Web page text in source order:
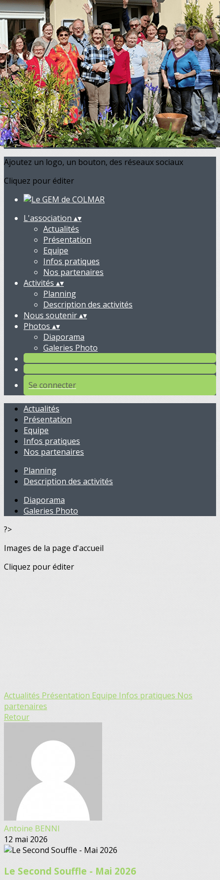
Exporter les lignes sélectionnées
Exporter toutes les colonnes
Exporter uniquement les colonnes affichées
Menu
<
>
Actualités
Présentation
Equipe
Infos pratiques
Nos partenaires
Ajoutez un logo, un bouton, des réseaux sociaux
Cliquez pour éditer
L'association ▴▾
Actualités
Présentation
Equipe
Infos pratiques
Nos partenaires
Activités ▴▾
Planning
Description des activités
Nous soutenir▴▾
Photos ▴▾
Diaporama
Galeries Photo
Se connecter
Actualités
Présentation
Equipe
Infos pratiques
Nos partenaires
Planning
Description des activités
Diaporama
Galeries Photo
?>
Images de la page d'accueil
Cliquez pour éditer
Actualités Présentation Equipe Infos pratiques Nos
partenaires
Retour
Antoine BENNI
12 mai 2026
Le Second Souffle - Mai 2026